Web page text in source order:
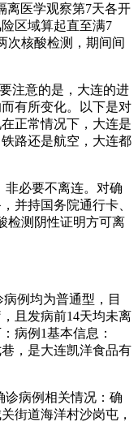
离医学观察第7天各开
区域算起直至满7
次核酸检测，期间间
注意的是，大连的进
有所变化。以下是对
正常情况下，大连是
路还是航空，大连都
非必要不离连。对确
并持国务院通行卡、
检测阴性证明方可离
例均为普通型，目
且发病前14天均未离
病例1基本信息：
，是大连凯洋食品有
诊病例相关情况：确
街道海洋村沙岗屯，